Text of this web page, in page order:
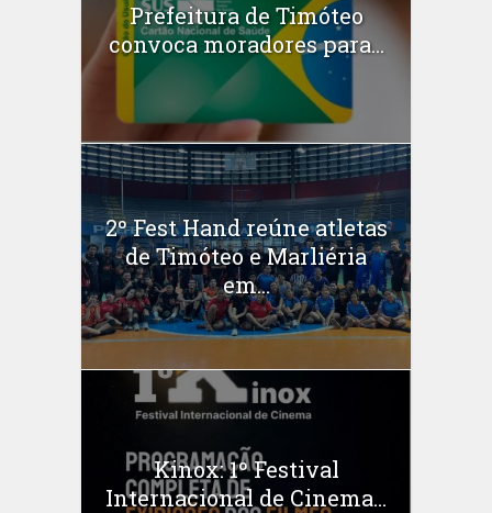
Prefeitura de Timóteo
convoca moradores para...
2º Fest Hand reúne atletas
de Timóteo e Marliéria
em...
Kinox: 1º Festival
Internacional de Cinema...